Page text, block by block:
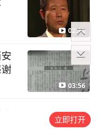
02:12
03:56
立即打开